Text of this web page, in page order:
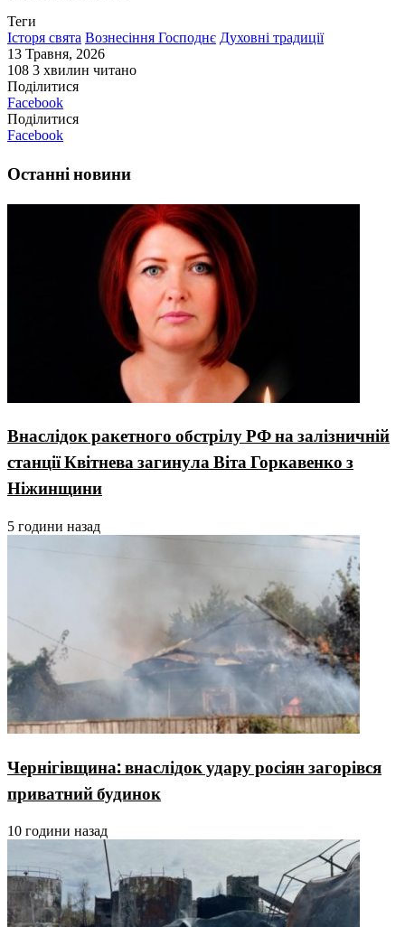
Теги
Історя свята Вознесіння Господнє Духовні традиції
13 Травня, 2026
108 3 хвилин читано
Поділитися
Facebook
Поділитися
Facebook
Останні новини
Внаслідок ракетного обстрілу РФ на залізничній
станції Квітнева загинула Віта Горкавенко з
Ніжинщини
5 години назад
Чернігівщина: внаслідок удару росіян загорівся
приватний будинок
10 години назад